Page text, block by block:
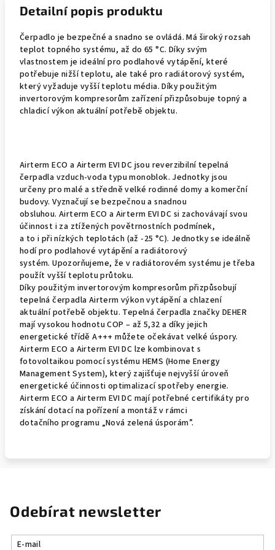
Detailní popis produktu
Čerpadlo je bezpečné a snadno se ovládá. Má široký rozsah
teplot topného systému, až do 65 °C. Díky svým
vlastnostem je ideální pro podlahové vytápění, které
potřebuje nižší teplotu, ale také pro radiátorový systém,
který vyžaduje vyšší teplotu média. Díky použitým
invertorovým kompresorům zařízení přizpůsobuje topný a
chladicí výkon aktuální potřebě objektu.
Airterm ECO a Airterm EVI DC jsou reverzibilní tepelná
čerpadla vzduch-voda typu monoblok. Jednotky jsou
určeny pro malé a středně velké rodinné domy a komerční
budovy. Vyznačují se bezpečnou a snadnou
obsluhou. Airterm ECO a Airterm EVI DC si zachovávají svou
účinnost i za ztížených povětrnostních podmínek,
a to i při nízkých teplotách (až -25 °C). Jednotky se ideálně
hodí pro podlahové vytápění a radiátorový
systém. Upozorňujeme, že v radiátorovém systému je třeba
použít vyšší teplotu průtoku.
Díky použitým invertorovým kompresorům přizpůsobují
tepelná čerpadla Airterm výkon vytápění a chlazení
aktuální potřebě objektu. Tepelná čerpadla značky DEHER
mají vysokou hodnotu COP – až 5,32 a díky jejich
energetické třídě A+++ můžete očekávat velké úspory.
Airterm ECO a Airterm EVI DC lze kombinovat s
fotovoltaikou pomocí systému HEMS (Home Energy
Management System), který zajišťuje nejvyšší úroveň
energetické účinnosti optimalizací spotřeby energie.
Airterm ECO a Airterm EVI DC mají potřebné certifikáty pro
získání dotací na pořízení a montáž v rámci
dotačního programu „Nová zelená úsporám”.
Odebírat newsletter
E-mail